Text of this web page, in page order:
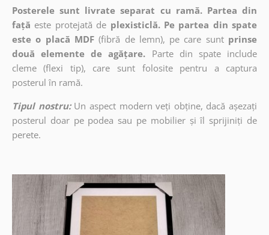
Posterele sunt livrate separat cu ramă. Partea din
față este protejată de plexisticlă. Pe partea din spate
este o placă MDF (fibră de lemn), pe care sunt prinse
două elemente de agățare. Parte din spate include
cleme (flexi tip), care sunt folosite pentru a captura
posterul în ramă.
Tipul nostru: Un aspect modern veți obține, dacă așezați
posterul doar pe podea sau pe mobilier și îl sprijiniți de
perete.